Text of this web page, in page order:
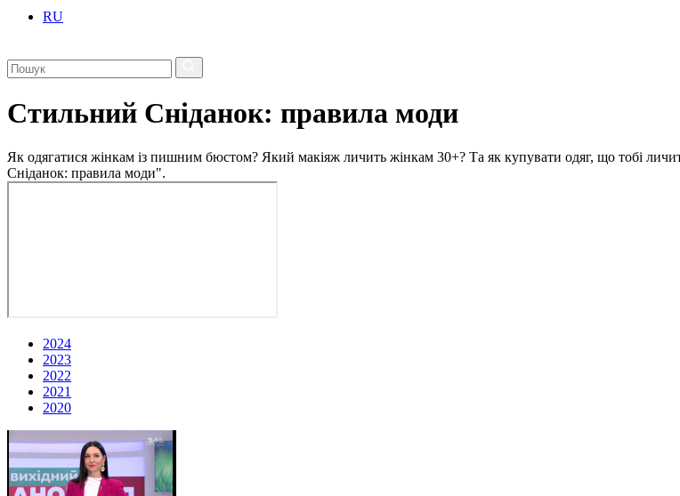
RU
Стильний Сніданок: правила моди
Як одягатися жінкам із пишним бюстом? Який макіяж личить жінкам 30+? Та як купувати одяг, що тобі
Сніданок: правила моди".
2024
2023
2022
2021
2020